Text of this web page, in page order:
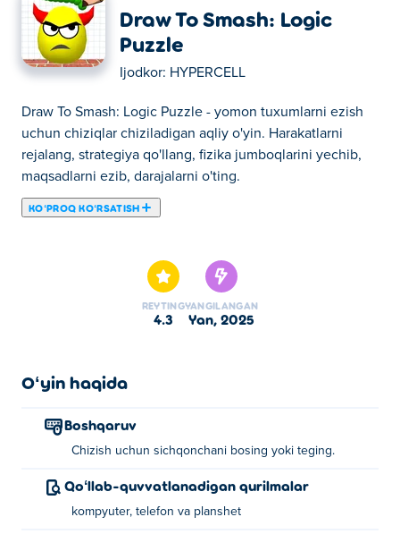
Draw To Smash: Logic
Puzzle
Ijodkor: HYPERCELL
Draw To Smash: Logic Puzzle - yomon tuxumlarni ezish
uchun chiziqlar chiziladigan aqliy o'yin. Harakatlarni
rejalang, strategiya qo'llang, fizika jumboqlarini yechib,
maqsadlarni ezib, darajalarni o'ting.
KOʻPROQ KOʻRSATISH
Pazl oʻyinlar larimizdan biridir.
REYTING
4.3
YANGILANGAN
yan, 2025
Oʻyin haqida
Boshqaruv
Chizish uchun sichqonchani bosing yoki teging.
Qoʻllab-quvvatlanadigan qurilmalar
kompyuter, telefon va planshet